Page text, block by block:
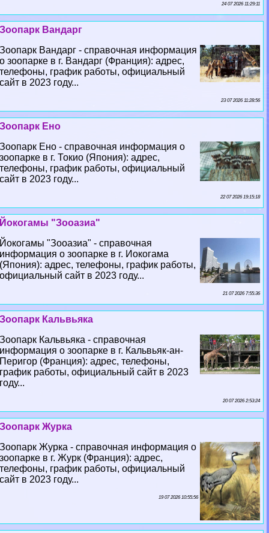
24 07 2026 11:29:11
Зоопарк Вандарг
Зоопарк Вандарг - справочная информация
о зоопарке в г. Вандарг (Франция): адрес,
телефоны, график работы, официальный
сайт в 2023 году...
23 07 2026 11:28:56
Зоопарк Ено
Зоопарк Ено - справочная информация о
зоопарке в г. Токио (Япония): адрес,
телефоны, график работы, официальный
сайт в 2023 году...
22 07 2026 19:15:18
Йокогамы "Зооазиа"
Йокогамы "Зооазиа" - справочная
информация о зоопарке в г. Иокогама
(Япония): адрес, телефоны, график работы,
официальный сайт в 2023 году...
21 07 2026 7:55:36
Зоопарк Кальвьяка
Зоопарк Кальвьяка - справочная
информация о зоопарке в г. Кальвьяк-ан-
Перигор (Франция): адрес, телефоны,
график работы, официальный сайт в 2023
году...
20 07 2026 2:53:24
Зоопарк Журка
Зоопарк Журка - справочная информация о
зоопарке в г. Журк (Франция): адрес,
телефоны, график работы, официальный
сайт в 2023 году...
19 07 2026 10:55:56